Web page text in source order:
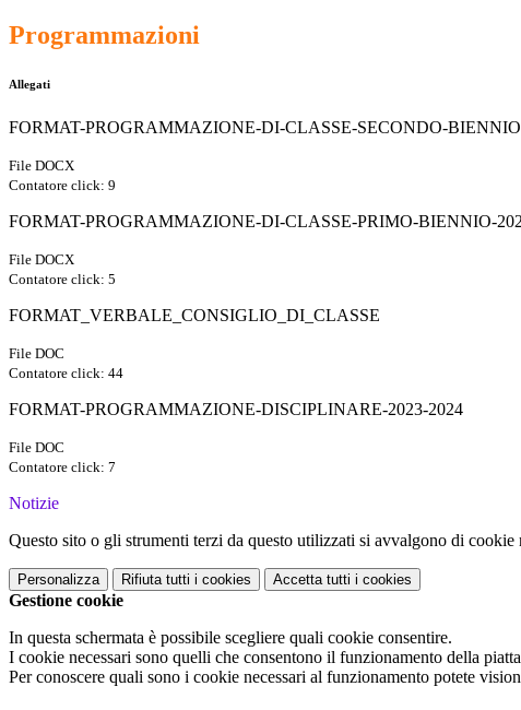
Programmazioni
Allegati
FORMAT-PROGRAMMAZIONE-DI-CLASSE-SECONDO-
File DOCX
Contatore click: 9
FORMAT-PROGRAMMAZIONE-DI-CLASSE-PRIMO-BIENNIO-
File DOCX
Contatore click: 5
FORMAT_VERBALE_CONSIGLIO_DI_CLASSE
File DOC
Contatore click: 44
FORMAT-PROGRAMMAZIONE-DISCIPLINARE-2023-2024
File DOC
Contatore click: 7
Notizie
Questo sito o gli strumenti terzi da questo utilizzati si avvalgono di
Personalizza Rifiuta tutti i cookies Accetta tutti i cookies
Gestione cookie
In questa schermata è possibile scegliere quali cookie consentire.
I cookie necessari sono quelli che consentono il funzionamento della
Per conoscere quali sono i cookie necessari al funzionamento potete